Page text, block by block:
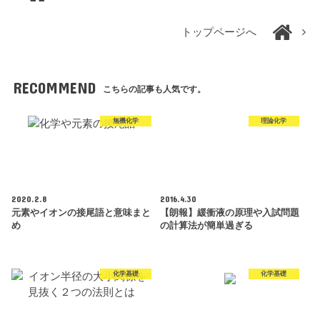
トップページへ
RECOMMEND こちらの記事も人気です。
無機化学
2020.2.8
元素やイオンの接尾語と意味まと
め
理論化学
2016.4.30
【朗報】緩衝液の原理や入試問題
の計算法が簡単過ぎる
化学基礎 化学基礎